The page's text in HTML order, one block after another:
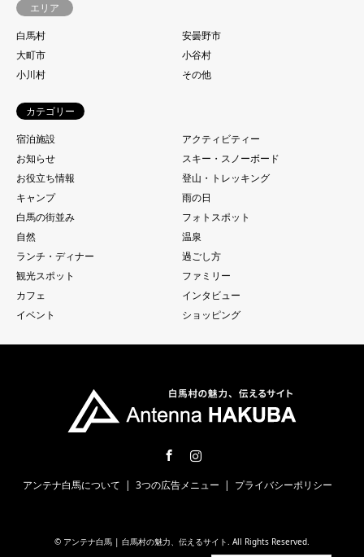
エリア
白馬村
安曇野市
大町市
小谷村
小川村
その他
カテゴリー
宿泊施設
アクティビティー
お知らせ
スキー・スノーボード
お役立ち情報
登山・トレッキング
キャンプ
雨の日
白馬の街並み
フォトスポット
自然
温泉
ランチ・ディナー
過ごし方
観光スポット
ファミリー
カフェ
インタビュー
イベント
ショッピング
アンテナ白馬について 3つの広告メニュー プライバシーポリシー
© アンテナ白馬 | 白馬村の魅力、伝えるサイト. All Rights Reserved.